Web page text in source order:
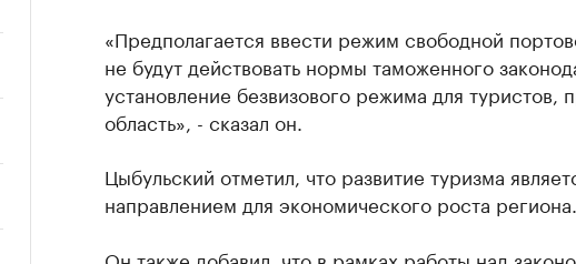
«Предполагается ввести режим свободной
не будут действовать нормы таможенного
установление безвизового режима для туристов,
область», - сказал он.
Цыбульский отметил, что развитие туризма
направлением для экономического роста региона.